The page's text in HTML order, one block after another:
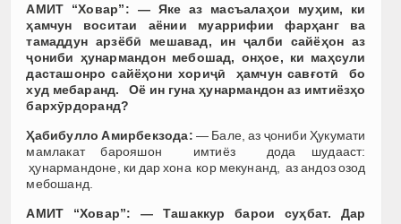
АМИТ “Ховар”: — Яке аз масъалаҳои муҳим, ки
ҳамчун воситаи аёнии муаррифии фарҳанг
ва
тамаддун арзёбӣ мешавад, ин ҷалби сайёҳон аз
ҷониби ҳунармандон мебошад, онҳое, ки маҳсули
дасташонро сайёҳони хориҷӣ ҳамчун савғотӣ
бо
худ мебаранд.
Оё ин гуна ҳунармандон аз имтиёзҳо
бархӯрдоранд?
Ҳабибулло Амирбекзода: — Бале, аз ҷониби Ҳукумати
мамлакат барояшон имтиёз дода шудааст:
ҳунармандоне, ки дар хона кор мекунанд, аз андоз озод
мебошанд.
АМИТ “Ховар”: — Ташаккур барои суҳбат. Дар